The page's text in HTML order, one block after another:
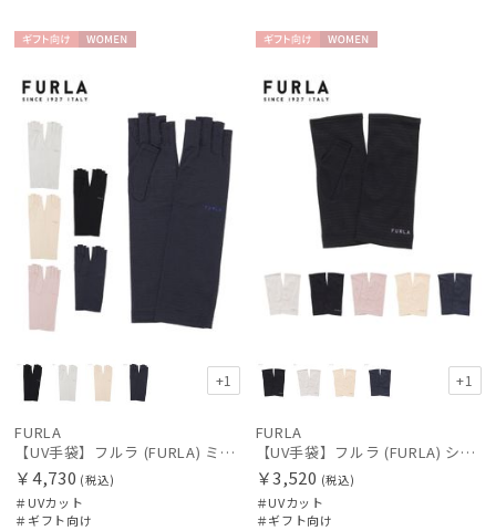
向け
N
+1
FURLA
【UV手袋】フルラ (FURLA) ミディアム ＵＶ手袋 ロゴ刺繍 指切り
￥4,730 (税込)
＃UVカット
＃ギフト向け
向け
N
+1
FURLA
【UV手袋】フルラ (FURLA) ショート ＵＶ手袋 ロゴ刺繍 指無し
￥3,520 (税込)
＃UVカット
＃ギフト向け